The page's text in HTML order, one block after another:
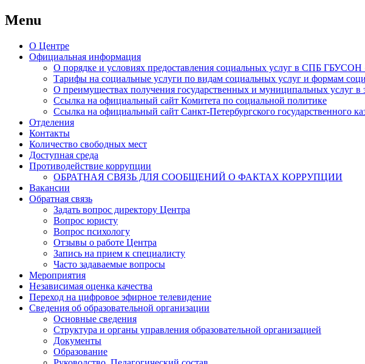
Menu
Skip
О Центре
Официальная информация
О порядке и условиях предоставления социальных услуг в СПБ
Тарифы на социальные услуги по видам социальных услуг и формам
О преимуществах получения государственных и муниципальных услуг в
Ссылка на официальный сайт Комитета по социальной политике
Ссылка на официальный сайт Санкт-Петербургского государственного
Отделения
Контакты
Количество свободных мест
Доступная среда
Противодействие коррупции
ОБРАТНАЯ СВЯЗЬ ДЛЯ СООБЩЕНИЙ О ФАКТАХ КОРРУПЦИИ
Вакансии
Обратная связь
Задать вопрос директору Центра
Вопрос юристу
Вопрос психологу
Отзывы о работе Центра
Запись на прием к специалисту
Часто задаваемые вопросы
Мероприятия
Независимая оценка качества
Переход на цифровое эфирное телевидение
Сведения об образовательной организации
Основные сведения
Структура и органы управления образовательной организацией
Документы
Образование